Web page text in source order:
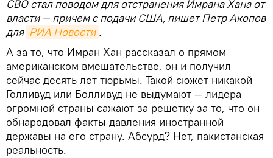
СВО стал поводом для отстранения Имрана Хана от
власти — причем с подачи США, пишет Петр Акопов
для РИА Новости .
А за то, что Имран Хан рассказал о прямом
американском вмешательстве, он и получил
сейчас десять лет тюрьмы. Такой сюжет никакой
Голливуд или Болливуд не выдумают — лидера
огромной страны сажают за решетку за то, что он
обнародовал факты давления иностранной
державы на его страну. Абсурд? Нет, пакистанская
реальность.